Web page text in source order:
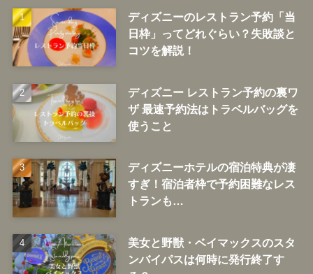
ディズニーのレストラン予約「当
日枠」ってどれぐらい？失敗談と
コツを解説！
ディズニー レストラン予約の裏ワ
ザ 最速予約法はトラベルバッグを
使うこと
ディズニーホテルの宿泊特典が凄
すぎ！宿泊者枠で予約困難なレス
トランも…
美女と野獣・ベイマックスのスタ
ンバイパスは何時に発行終了す